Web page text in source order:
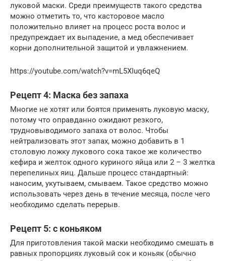
луковой маски. Среди преимуществ такого средства
можно отметить то, что касторовое масло
положительно влияет на процесс роста волос и
предупреждает их выпадение, а мед обеспечивает
корни дополнительной защитой и увлажнением.
https://youtube.com/watch?v=mL5XIuq6qeQ
Рецепт 4: Маска без запаха
Многие не хотят или боятся применять луковую маску,
потому что оправданно ожидают резкого,
трудновыводимого запаха от волос. Чтобы
нейтрализовать этот запах, можно добавить в 1
столовую ложку лукового сока такое же количество
кефира и желток одного куриного яйца или 2 – 3 желтка
перепелиных яиц. Дальше процесс стандартный:
наносим, укутываем, смываем. Такое средство можно
использовать через день в течение месяца, после чего
необходимо сделать перерыв.
Рецепт 5: с коньяком
Для приготовления такой маски необходимо смешать в
равных пропорциях луковый сок и коньяк (обычно